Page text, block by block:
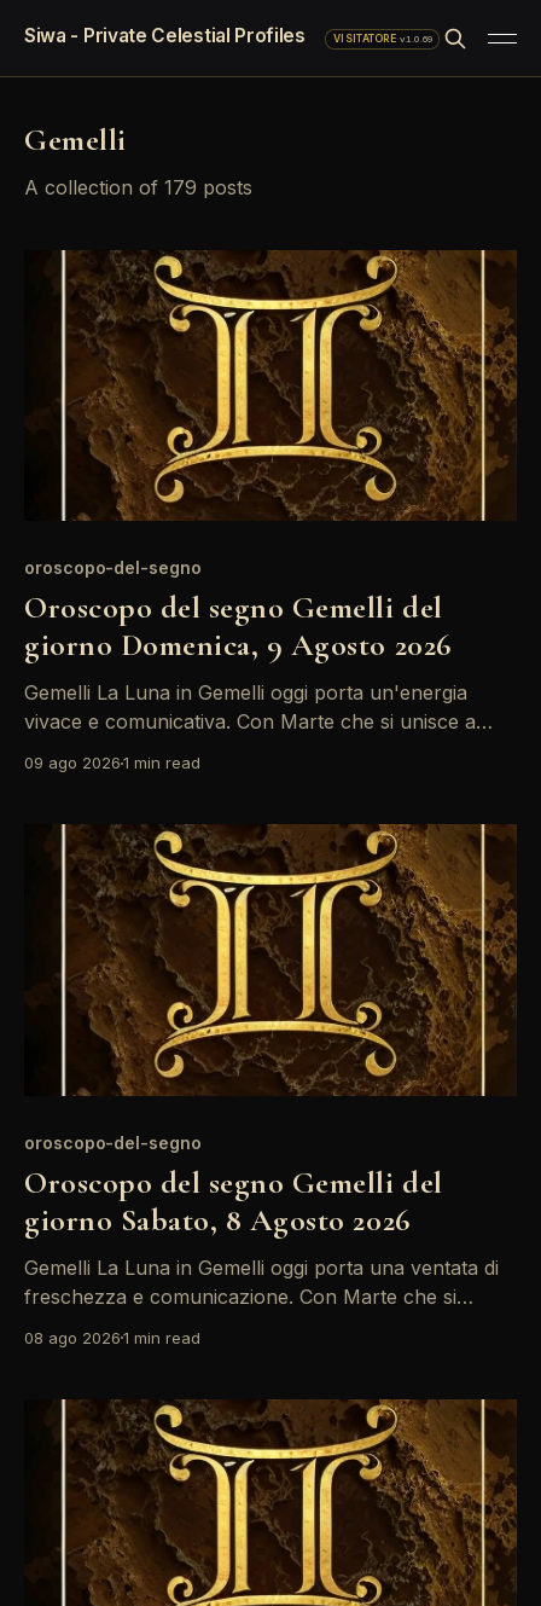
Siwa - Private Celestial Profiles VISITATORE·v1.0.69
Gemelli
A collection of 179 posts
oroscopo-del-segno
Oroscopo del segno Gemelli del
giorno Domenica, 9 Agosto 2026
Gemelli La Luna in Gemelli oggi porta un'energia
vivace e comunicativa. Con Marte che si unisce a
le proprie idee e connettersi con gli altri. Sfrutta
approfondire le relazioni. L'energia
09 ago 20261 min read
oroscopo-del-segno
Oroscopo del segno Gemelli del
giorno Sabato, 8 Agosto 2026
Gemelli La Luna in Gemelli oggi porta una ventata di
freschezza e comunicazione. Con Marte che si
l'attenzione. Sfrutta questa energia per esprimerti al
grazie alla Luna che si trova
08 ago 20261 min read